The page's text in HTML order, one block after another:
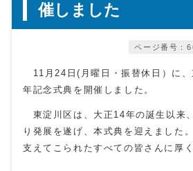
催しました
ページ番号：
11月24日(月曜日・振替休日）に、
年記念式典を開催しました。
東淀川区は、大正14年の誕生以来
り発展を遂げ、本式典を迎えました
支えてこられたすべての皆さんに厚